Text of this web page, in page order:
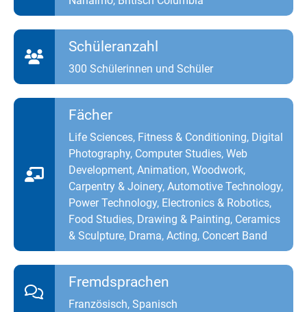
Schüleranzahl
300 Schülerinnen und Schüler
Fächer
Life Sciences, Fitness & Conditioning, Digital
Photography, Computer Studies, Web
Development, Animation, Woodwork,
Carpentry & Joinery, Automotive Technology,
Power Technology, Electronics & Robotics,
Food Studies, Drawing & Painting, Ceramics
& Sculpture, Drama, Acting, Concert Band
Fremdsprachen
Französisch, Spanisch